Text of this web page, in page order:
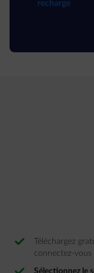
Téléchargez
connectez-vous
Sélectionnez le